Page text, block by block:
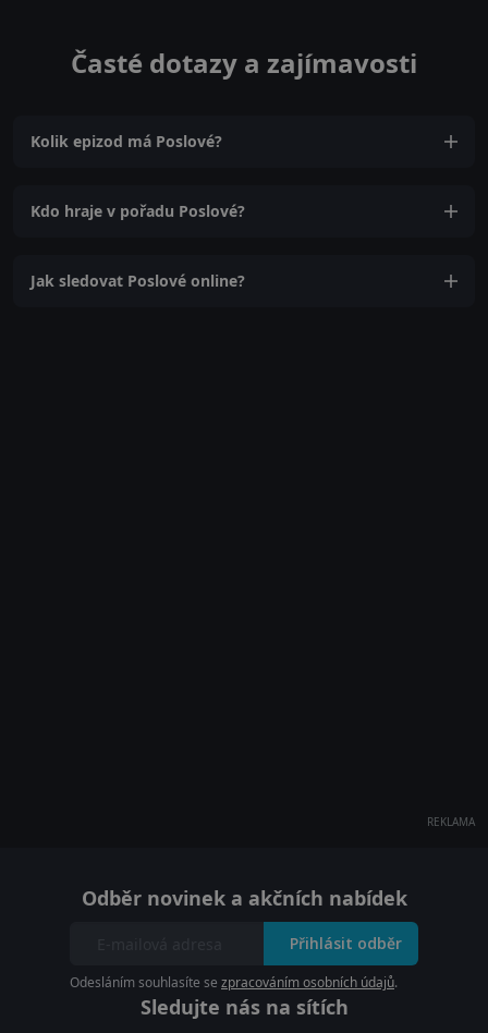
Časté dotazy a zajímavosti
Kolik epizod má Poslové?
Kdo hraje v pořadu Poslové?
Jak sledovat Poslové online?
REKLAMA
Odběr novinek a akčních nabídek
Přihlásit odběr
Odesláním souhlasíte se zpracováním osobních údajů.
Sledujte nás na sítích